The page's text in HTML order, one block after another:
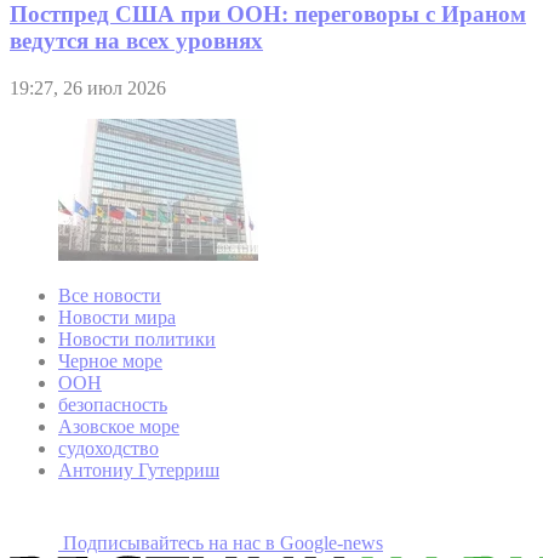
Постпред США при ООН: переговоры с Ираном
ведутся на всех уровнях
19:27, 26 июл 2026
Все новости
Новости мира
Новости политики
Черное море
ООН
безопасность
Азовское море
судоходство
Антониу Гутерриш
Подписывайтесь на наc в Google-news